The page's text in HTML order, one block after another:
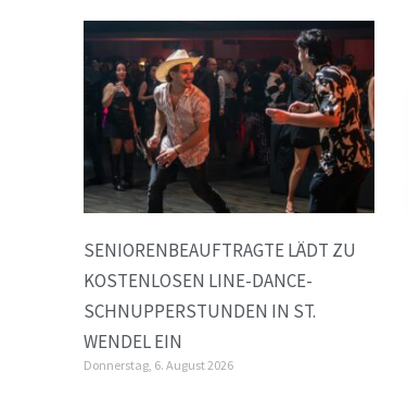
SENIORENBEAUFTRAGTE LÄDT ZU
KOSTENLOSEN LINE-DANCE-
SCHNUPPERSTUNDEN IN ST.
WENDEL EIN
Donnerstag, 6. August 2026